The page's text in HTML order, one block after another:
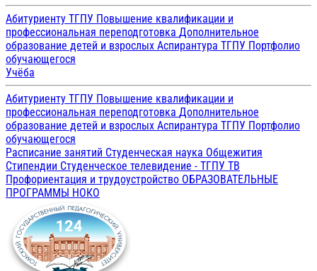
Абитуриенту ТГПУ Повышение квалификации и
профессиональная переподготовка Дополнительное
образование детей и взрослых Аспирантура ТГПУ Портфолио
обучающегося
Учёба
Абитуриенту ТГПУ Повышение квалификации и
профессиональная переподготовка Дополнительное
образование детей и взрослых Аспирантура ТГПУ Портфолио
обучающегося
Расписание занятий Студенческая наука Общежития
Стипендии Студенческое телевидение - ТГПУ ТВ
Профориентация и трудоустройство ОБРАЗОВАТЕЛЬНЫЕ
ПРОГРАММЫ НОКО